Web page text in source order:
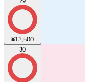
¥13,500
30